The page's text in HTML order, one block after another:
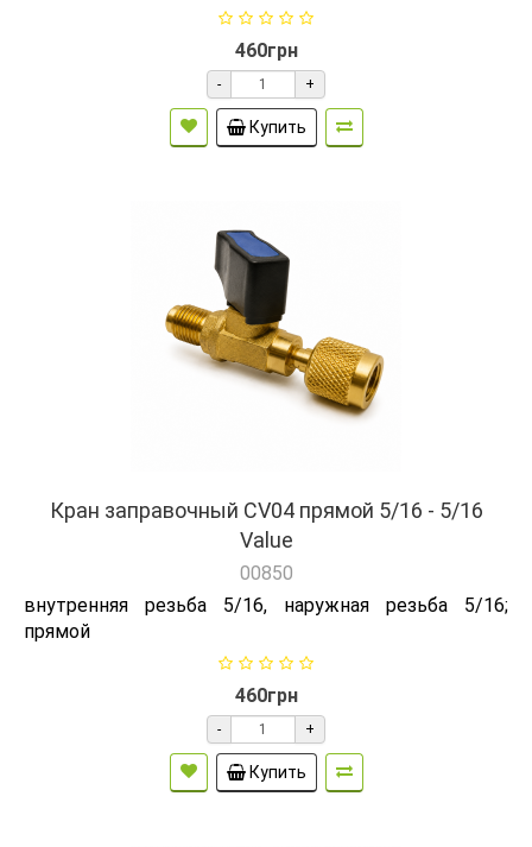
460грн
- +
Купить
Кран заправочный CV04 прямой 5/16 - 5/16
Value
00850
внутренняя резьба 5/16, наружная резьба 5/16;
прямой
460грн
- +
Купить